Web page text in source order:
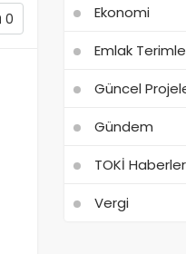
0
Ekonomi
Emlak
Güncel
Gündem
TOKİ
Vergi